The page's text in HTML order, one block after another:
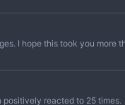
I hope this took you more
positively reacted to 25 times.